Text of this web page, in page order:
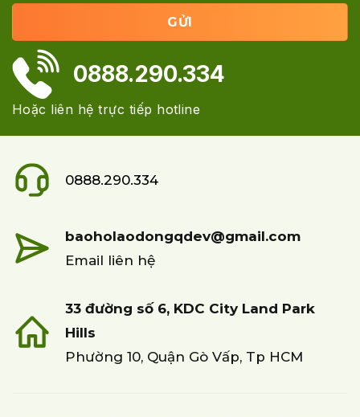
0888.290.334
Hoặc liên hệ trực tiếp hotline
0888.290.334
baoholaodongqdev@gmail.com
Email liên hệ
33 đường số 6, KDC City Land Park
Hills
Phường 10, Quận Gò Vấp, Tp HCM